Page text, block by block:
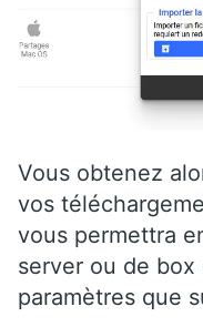
Vous obtenez
vos
vous permettra
server ou de
paramètres que